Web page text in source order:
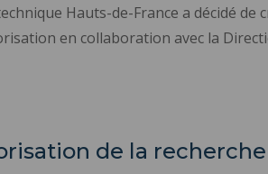
Hauts-de-France a décidé
en collaboration avec la
de la